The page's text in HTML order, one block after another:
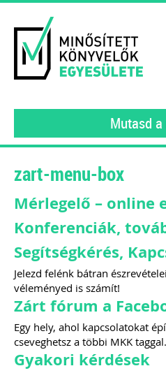
Mutasd
zart-menu-box
Mérlegelő – online
Konferenciák,
Segítségkérés,
Jelezd felénk bátran
véleményed is számít!
Zárt fórum a
Egy hely, ahol kapcsolatokat
cseveghetsz a többi MKK taggal.
Gyakori kérdések